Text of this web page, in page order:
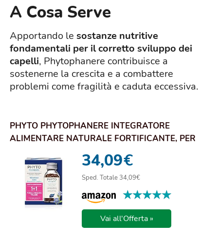
A Cosa Serve
Apportando le sostanze nutritive
fondamentali per il corretto sviluppo dei
capelli, Phytophanere contribuisce a
sostenerne la crescita e a combattere
problemi come fragilità e caduta eccessiva.
PHYTO PHYTOPHANERE INTEGRATORE
ALIMENTARE NATURALE FORTIFICANTE, PER
34,09€
Sped. Totale 34,09€
★★★★★
★★★★★
Vai all'Offerta »